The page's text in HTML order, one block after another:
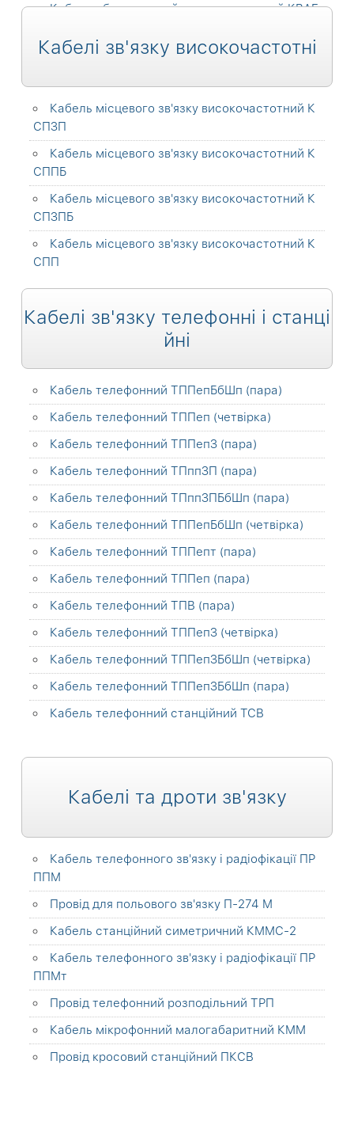
Кабель абонентський високочастотний КВАЕ
Кабель для структурованих кабельних мере
Кабелі зв'язку високочастотні
Кабель місцевого зв'язку високочастотний К
СПЗП
Кабель місцевого зв'язку високочастотний К
СППБ
Кабель місцевого зв'язку високочастотний К
СПЗПБ
Кабель місцевого зв'язку високочастотний К
СПП
Кабелі зв'язку телефонні і станці
йні
Кабель телефонний ТППепБбШп (пара)
Кабель телефонний ТППеп (четвірка)
Кабель телефонний ТППепЗ (пара)
Кабель телефонний ТПппЗП (пара)
Кабель телефонний ТПппЗПБбШп (пара)
Кабель телефонний ТППепБбШп (четвірка)
Кабель телефонний ТППепт (пара)
Кабель телефонний ТППеп (пара)
Кабель телефонний ТПВ (пара)
Кабель телефонний ТППепЗ (четвірка)
Кабель телефонний ТППепЗБбШп (четвірка)
Кабель телефонний ТППепЗБбШп (пара)
Кабель телефонний станційний ТСВ
Кабелі та дроти зв'язку
Кабель телефонного зв'язку і радіофікації ПР
ППМ
Провід для польового зв'язку П-274 М
Кабель станційний симетричний КММС-2
Кабель телефонного зв'язку і радіофікації ПР
ППМт
Провід телефонний розподільний ТРП
Кабель мікрофонний малогабаритний КММ
Провід кросовий станційний ПКСВ